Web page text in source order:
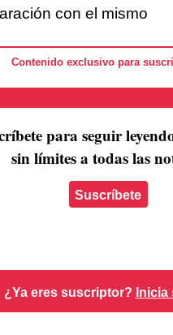
con el mismo
Contenido exclusivo para
para seguir
sin límites a todas las
Suscríbete
¿Ya eres suscriptor? Inicia